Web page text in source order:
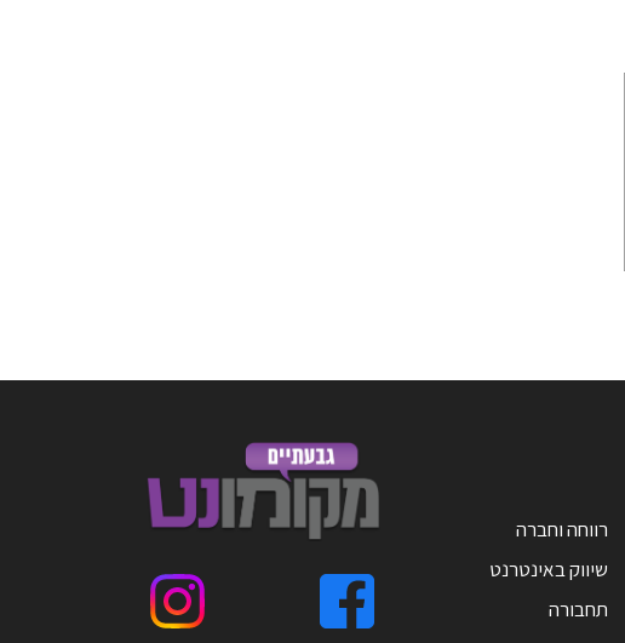
רווחה וחברה
שיווק באינטרנט
תחבורה